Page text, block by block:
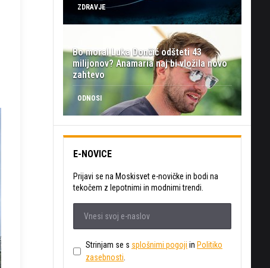
ZDRAVJE
Bo moral Luka Dončić odšteti 43
milijonov? Anamaria naj bi vložila novo
zahtevo
ODNOSI
E-NOVICE
Prijavi se na Moskisvet e-novičke in bodi na
tekočem z lepotnimi in modnimi trendi.
Strinjam se s splošnimi pogoji in Politiko
zasebnosti